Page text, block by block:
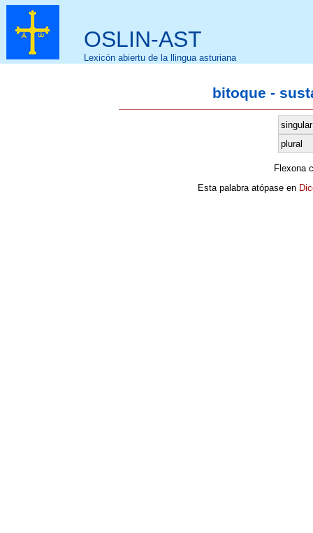
OSLIN-AST
Lexicón abiertu de la llingua asturiana
bitoque -
singular
plural
Flexona
Esta palabra atópase en